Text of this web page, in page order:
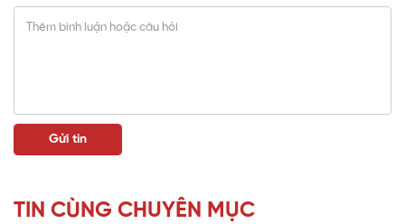
TIN CÙNG CHUYÊN MỤC